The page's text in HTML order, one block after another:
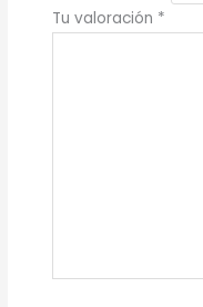
Tu valoración *